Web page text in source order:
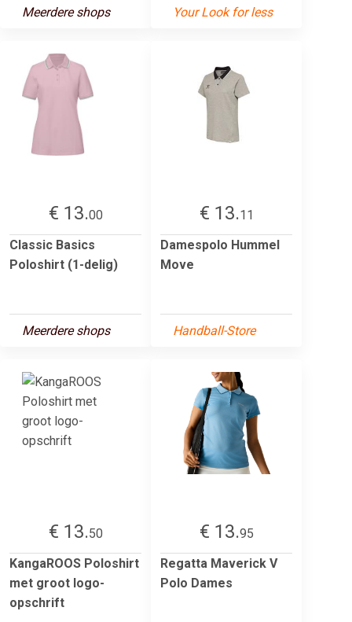
Meerdere shops Your Look for less
€ 13.00
Classic Basics
Poloshirt (1-delig)
Meerdere shops
€ 13.11
Damespolo Hummel
Move
Handball-Store
€ 13.50
KangaROOS Poloshirt
met groot logo-
opschrift
€ 13.95
Regatta Maverick V
Polo Dames